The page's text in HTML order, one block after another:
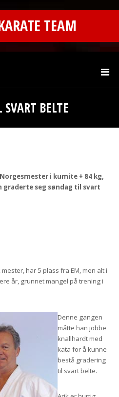
TEAM
BELTE
i kumite + 84 kg,
graderte seg søndag til svart
har 5 plass fra EM, men alt i
år, grunnet mangel på trening i
Denne gangen
måtte han jobbe
knallhardt med
kata for å kunne
bestå gradering
til svart belte.